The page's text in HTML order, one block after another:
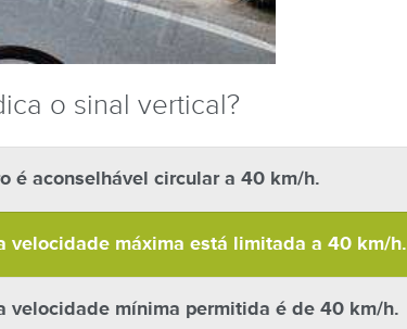
o sinal vertical?
é aconselhável circular a 40 km/h.
velocidade máxima está limitada a 40 km/h.
velocidade mínima permitida é de 40 km/h.